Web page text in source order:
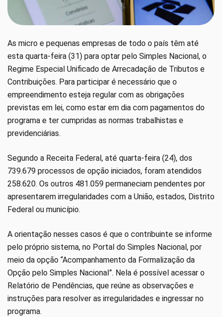
As micro e pequenas empresas de todo o país têm até
esta quarta-feira (31) para optar pelo Simples Nacional, o
Regime Especial Unificado de Arrecadação de Tributos e
Contribuições. Para participar é necessário que o
empreendimento esteja regular com as obrigações
previstas em lei, como estar em dia com pagamentos do
programa e ter cumpridas as normas trabalhistas e
previdenciárias.
Segundo a Receita Federal, até quarta-feira (24), dos
739.679 processos de opção iniciados, foram atendidos
258.620. Os outros 481.059 permaneciam pendentes por
apresentarem irregularidades com a União, estados, Distrito
Federal ou município.
A orientação nesses casos é que o contribuinte se informe
pelo próprio sistema, no Portal do Simples Nacional, por
meio da opção “Acompanhamento da Formalização da
Opção pelo Simples Nacional”. Nela é possível acessar o
Relatório de Pendências, que reúne as observações e
instruções para resolver as irregularidades e ingressar no
programa.